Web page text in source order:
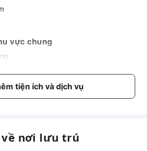
vực chung
nhanh
tiện ích và dịch vụ
về nơi lưu trú